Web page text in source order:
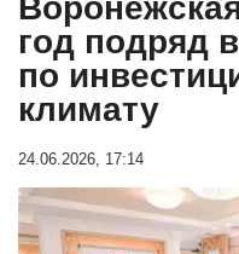
год подряд
по
климату
24.06.2026, 17:14